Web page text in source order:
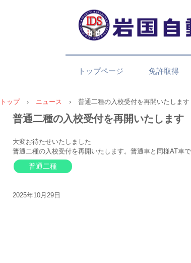
トップページ 免許取得
トップ › ニュース › 普通二種の入校受付を再開いたします
普通二種の入校受付を再開いたします
大変お待たせいたしました
普通二種の入校受付を再開いたします。普通車と同様AT車
普通二種
2025年10月29日